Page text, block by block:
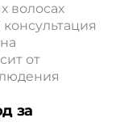
волосах
от
за